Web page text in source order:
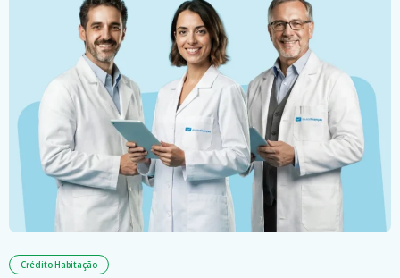
Crédito Habitação